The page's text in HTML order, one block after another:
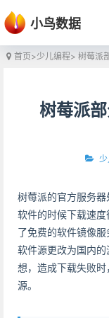
小鸟数据
首页>少儿编程> 树莓派
树莓派
树莓派的官方服务
软件的时候下载速
了免费的软件镜像
软件源更改为国内
想，造成下载失败
源。